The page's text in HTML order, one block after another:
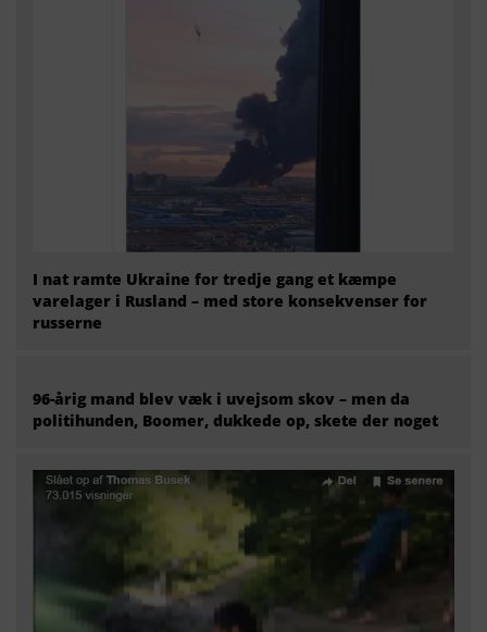
I nat ramte Ukraine for tredje gang et kæmpe
varelager i Rusland – med store konsekvenser for
russerne
96-årig mand blev væk i uvejsom skov – men da
politihunden, Boomer, dukkede op, skete der noget